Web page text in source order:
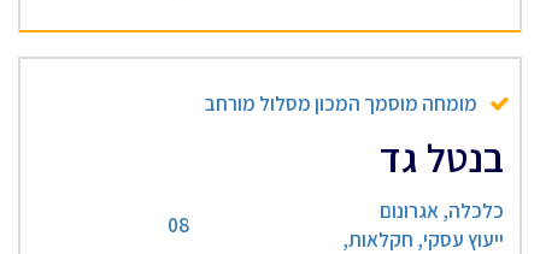
מומחה מוסמך המכון מסלול מורחב
בנטל גד
כלכלה, אגרונום
ייעוץ עסקי, חקלאות,
08